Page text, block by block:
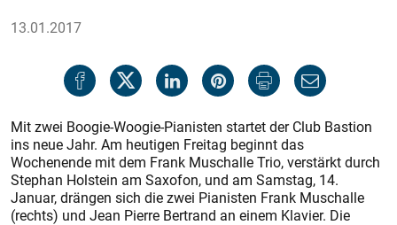
13.01.2017
Mit zwei Boogie-Woogie-Pianisten startet der Club Bastion
ins neue Jahr. Am heutigen Freitag beginnt das
Wochenende mit dem Frank Muschalle Trio, verstärkt durch
Stephan Holstein am Saxofon, und am Samstag, 14.
Januar, drängen sich die zwei Pianisten Frank Muschalle
(rechts) und Jean Pierre Bertrand an einem Klavier. Die